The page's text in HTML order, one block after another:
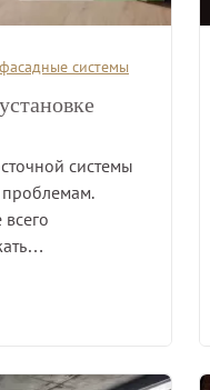
системы
системы
проблемам.